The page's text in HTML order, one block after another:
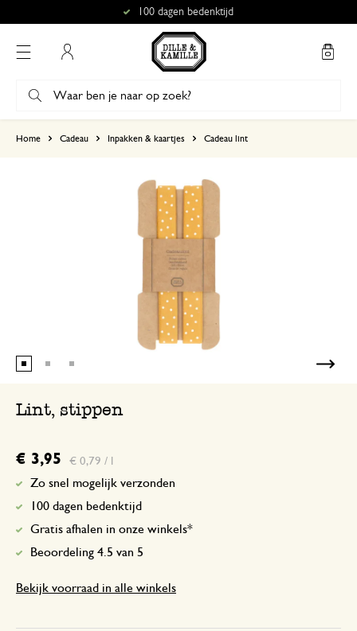
100 dagen bedenktijd
Home Cadeau Inpakken & kaartjes Cadeau lint
Lint, stippen
€ 3,95 € 0,79 / l
Zo snel mogelijk verzonden
100 dagen bedenktijd
Gratis afhalen in onze winkels*
Beoordeling 4.5 van 5
Bekijk voorraad in alle winkels